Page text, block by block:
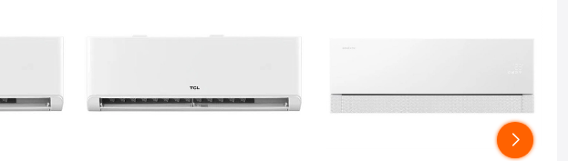
miệng gió trên dàn
lên trần nhà rồi nhịp
trực tiếp thổi gió